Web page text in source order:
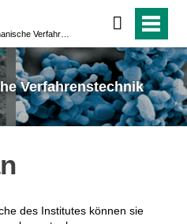
Verfahrenstechnik
des Institutes können sie